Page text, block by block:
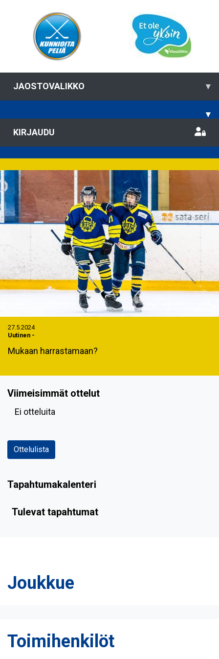
JAOSTOVALIKKO ▾
▾
KIRJAUDU
27.5.2024
Uutinen -
Mukaan harrastamaan?
Viimeisimmät ottelut
Ei otteluita
Ottelulista
Tapahtumakalenteri
Tulevat tapahtumat
Joukkue
Toimihenkilöt